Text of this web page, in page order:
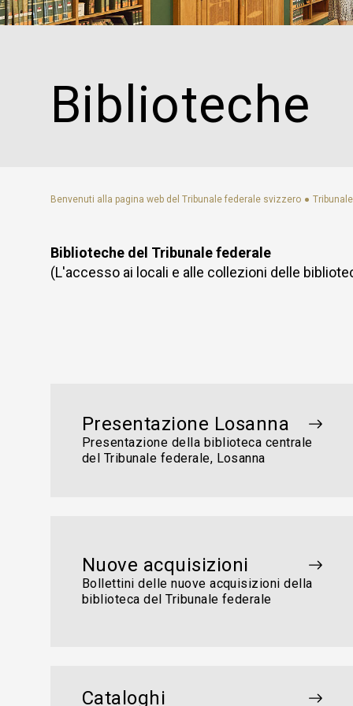
Biblioteche
Rete internazionale dei giudici dell'Aia
Links
Social media
Biblioteche
Benvenuti alla pagina web del Tribunale federale svizzero
Biblioteche del Tribunale federale
(L'accesso ai locali e alle collezioni delle
Presentazione Losanna
Presentazione della biblioteca centrale
del Tribunale federale, Losanna
Nuove acquisizioni
Bollettini delle nuove acquisizioni della
biblioteca del Tribunale federale
Cataloghi